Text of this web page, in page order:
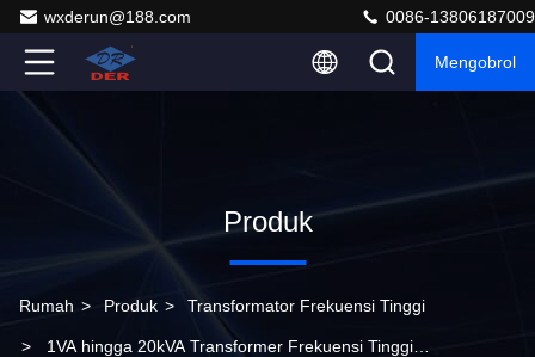
wxderun@188.com 0086-13806187009
Mengobrol
Produk
Rumah > Produk > Transformator Frekuensi Tinggi
> 1VA hingga 20kVA Transformer Frekuensi Tinggi